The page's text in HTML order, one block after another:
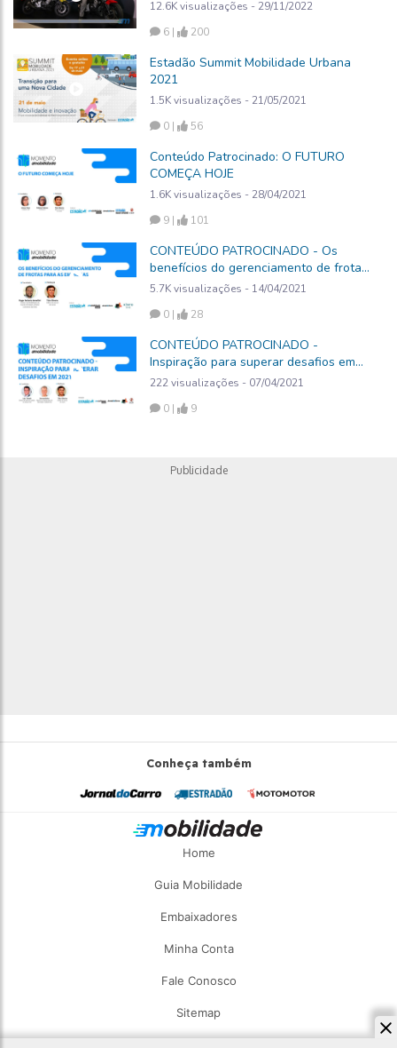
12.6K visualizações - 29/11/2022
6 |
200
Estadão Summit Mobilidade Urbana
2021
1.5K visualizações - 21/05/2021
0 |
56
Conteúdo Patrocinado: O FUTURO
COMEÇA HOJE
1.6K visualizações - 28/04/2021
9 |
101
CONTEÚDO PATROCINADO - Os
benefícios do gerenciamento de frotas
para as empresas
5.7K visualizações - 14/04/2021
0 |
28
CONTEÚDO PATROCINADO -
Inspiração para superar desafios em
2021
222 visualizações - 07/04/2021
0 |
9
Publicidade
Conheça também
Home
Guia Mobilidade
Embaixadores
Minha Conta
Fale Conosco
Sitemap